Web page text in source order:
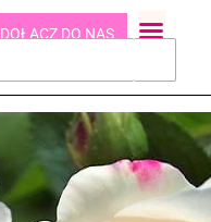
DOŁĄCZ DO NAS